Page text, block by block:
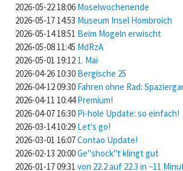
2026-05-22 18:06 Moselwochenende
2026-05-17 14:53 Museum Insel Hombroich
2026-05-14 18:51 Beim Mogeln erwischt
2026-05-08 11:45 MdRzA
2026-05-01 19:12 1. Mai
2026-04-26 10:30 Bergische 25
2026-04-12 09:30 Fahren ohne Rad:
2026-04-11 10:44 Premium!
2026-04-07 16:30 Pi-hole Update: so einfach!
2026-03-14 10:29 Let's go!
2026-03-01 16:07Contao Update!
2026-02-13 20:00Ge"shock"t klingt gut
2026-01-17 09:31 von 22.2 auf 22.3 in ~11